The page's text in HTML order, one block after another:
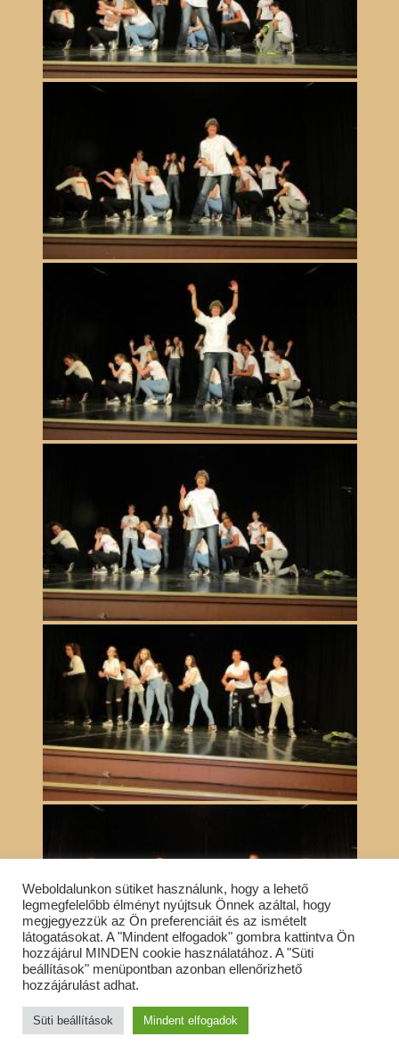
Weboldalunkon sütiket használunk, hogy a lehető
legmegfelelőbb élményt nyújtsuk Önnek azáltal, hogy
megjegyezzük az Ön preferenciáit és az ismételt
látogatásokat. A "Mindent elfogadok" gombra kattintva Ön
hozzájárul MINDEN cookie használatához. A "Süti
beállítások" menüpontban azonban ellenőrizhető
hozzájárulást adhat.
Süti beállítások Mindent elfogadok